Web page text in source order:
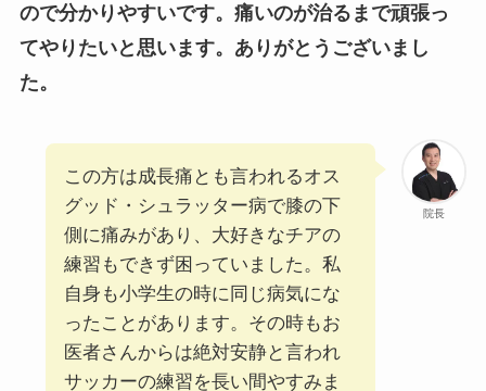
ので分かりやすいです。痛いのが治るまで頑張っ
てやりたいと思います。ありがとうございまし
た。
院長
この方は成長痛とも言われるオス
グッド・シュラッター病で膝の下
側に痛みがあり、大好きなチアの
練習もできず困っていました。私
自身も小学生の時に同じ病気にな
ったことがあります。その時もお
医者さんからは絶対安静と言われ
サッカーの練習を長い間やすみま